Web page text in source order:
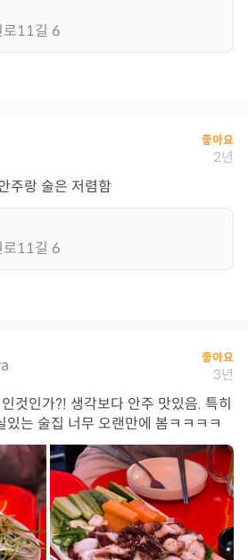
로11길 6
좋아요
2년
주랑 술은 저렴함
로11길 6
좋아요
3년
것인가?! 생각보다 안주 맛있음. 특히
는 술집 너무 오랜만에 봄ㅋㅋㅋㅋ